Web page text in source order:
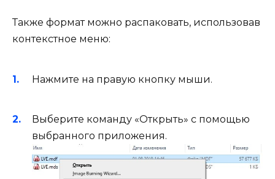
Также формат можно распаковать, использовав
контекстное меню:
Нажмите на правую кнопку мыши.
Выберите команду «Открыть» с помощью
выбранного приложения.